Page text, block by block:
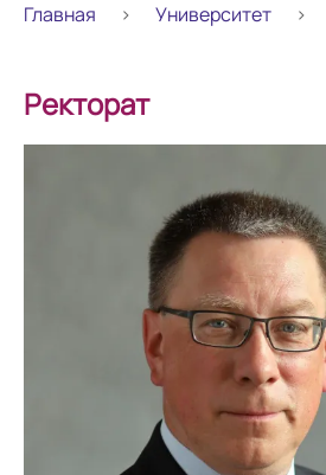
Главная Университет
Ректорат